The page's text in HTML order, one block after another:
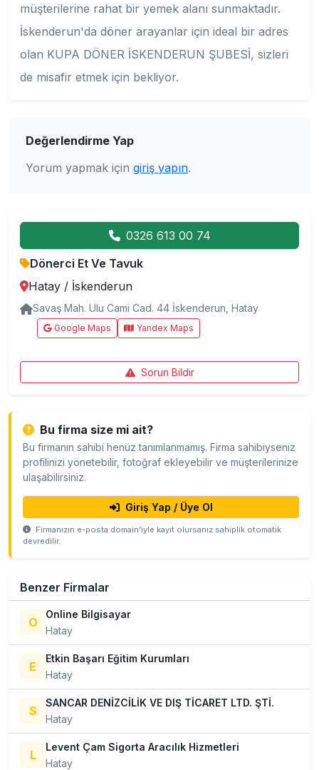
müşterilerine rahat bir yemek alanı sunmaktadır.
İskenderun'da döner arayanlar için ideal bir adres
olan KUPA DÖNER İSKENDERUN ŞUBESİ, sizleri
de misafir etmek için bekliyor.
Değerlendirme Yap
Yorum yapmak için giriş yapın.
0326 613 00 74
Dönerci Et Ve Tavuk
Hatay / İskenderun
Savaş Mah. Ulu Cami Cad. 44 İskenderun, Hatay
Google Maps Yandex Maps
Sorun Bildir
Bu firma size mi ait?
Bu firmanın sahibi henüz tanımlanmamış. Firma sahibiyseniz
profilinizi yönetebilir, fotoğraf ekleyebilir ve müşterilerinize
ulaşabilirsiniz.
Giriş Yap / Üye Ol
Firmanızın e-posta domain'iyle kayıt olursanız sahiplik otomatik
devredilir.
Benzer Firmalar
O
Online Bilgisayar
Hatay
E
Etkin Başarı Eğitim Kurumları
Hatay
S
SANCAR DENİZCİLİK VE DIŞ TİCARET LTD. ŞTİ.
Hatay
L
Levent Çam Sigorta Aracılık Hizmetleri
Hatay